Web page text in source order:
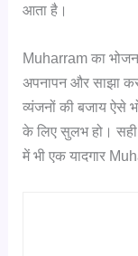
आता है।
Muharram का भोजन
अपनापन और साझा
व्यंजनों की बजाय ऐसे
के लिए सुलभ हो।
में भी एक यादगार